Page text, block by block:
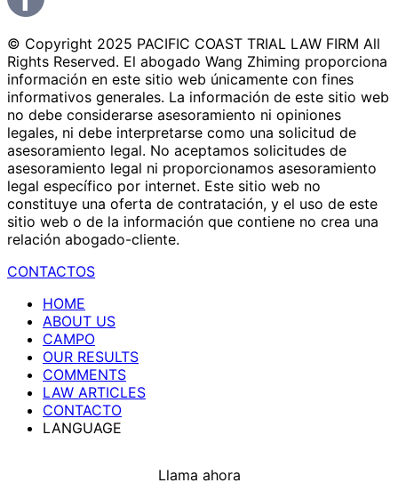
© Copyright 2025 PACIFIC COAST TRIAL LAW FIRM All
Rights Reserved. El abogado Wang Zhiming proporciona
información en este sitio web únicamente con fines
informativos generales. La información de este sitio web
no debe considerarse asesoramiento ni opiniones
legales, ni debe interpretarse como una solicitud de
asesoramiento legal. No aceptamos solicitudes de
asesoramiento legal ni proporcionamos asesoramiento
legal específico por internet. Este sitio web no
constituye una oferta de contratación, y el uso de este
sitio web o de la información que contiene no crea una
relación abogado-cliente.
CONTACTOS
HOME
ABOUT US
CAMPO
OUR RESULTS
COMMENTS
LAW ARTICLES
CONTACTO
LANGUAGE
Llama ahora